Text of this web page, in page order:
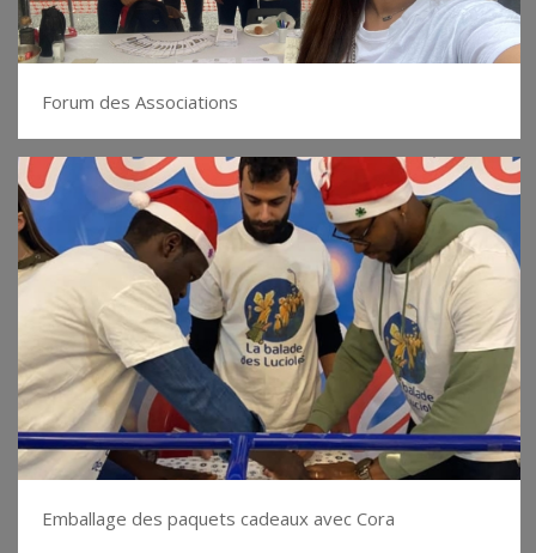
Forum des Associations
Emballage des paquets cadeaux avec Cora